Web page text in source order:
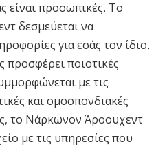
είναι προσωπικές. Το
δεσμεύεται να
για εσάς τον ίδιο.
προσφέρει ποιοτικές
με τις
και ομοσπονδιακές
το Νάρκωνον Άροουχεντ
με τις υπηρεσίες που